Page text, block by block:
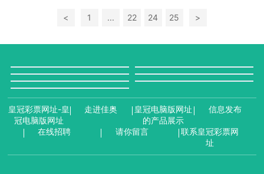
< 1 ... 22 24 25 >
皇冠彩票网址-皇
冠电脑版网址
走进佳奥
皇冠电脑版网址
的产品展示
信息发布
在线招聘 请你留言
联系皇冠彩票网
址